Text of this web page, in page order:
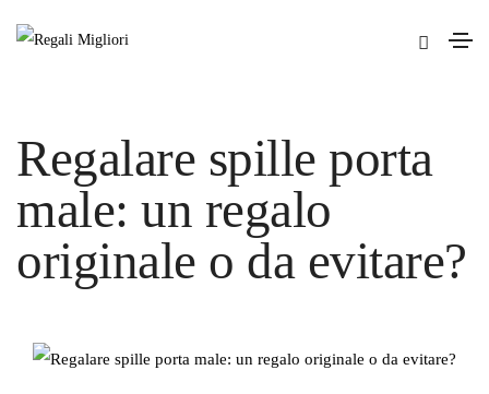
Regalare spille porta
male: un regalo
originale o da evitare?